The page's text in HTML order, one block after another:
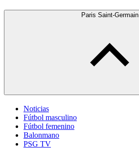
Paris Saint-Germain
Noticias
Fútbol masculino
Fútbol femenino
Balonmano
PSG TV